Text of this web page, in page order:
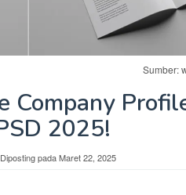
Sumber:
Company
2025!
Diposting padaMaret 22, 2025